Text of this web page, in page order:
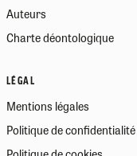
Auteurs
Charte déontologique
LÉGAL
Mentions légales
Politique de confidentialité